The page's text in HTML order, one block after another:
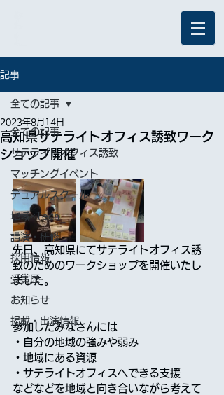
記事
全ての記事
サテライトオフィス誘致
マッチングイベント
デュアルスクール
地域×Tech
講演・研修
採用情報
受賞歴
お知らせ
掲載・出演情報
全ての記事
高知県サテライトオフィス誘致ワーク
ショップ開催
2023年8月14日
先日、高知県にてサテライトオフィス誘
致のためのワークショップを開催いたし
ました。
参加したみなさんには
・自分の地域の強みや弱み
・地域にある資源
・サテライトオフィスへできる支援
などなどを地域と向き合いながら考えて